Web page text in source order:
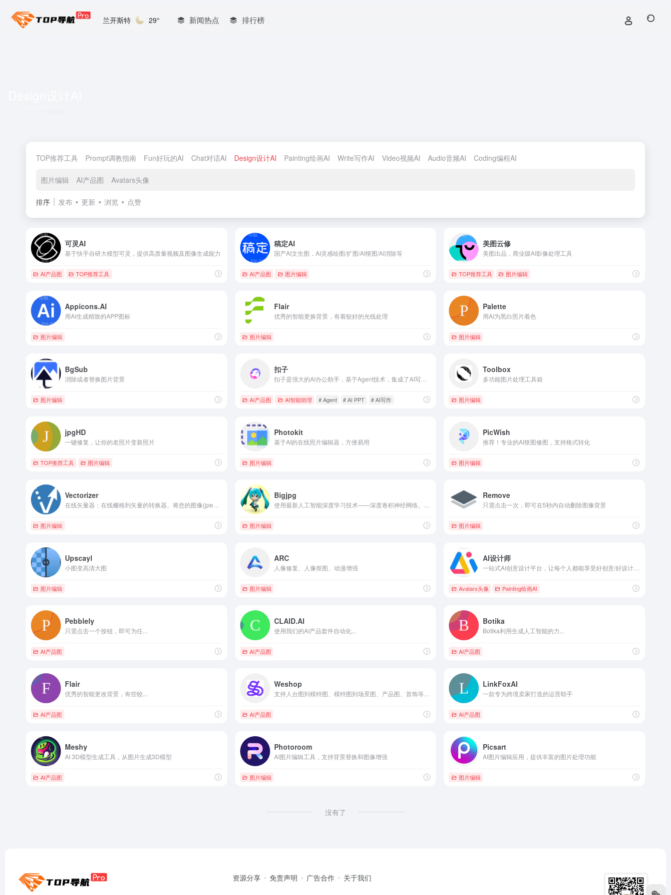
兰开斯特 29° 新闻热点 排行榜
TOP推荐工具 Prompt调教指南 Fun好玩的AI Chat对话AI Design设计AI Painting绘画AI Write写作AI Video视频AI Audio音频AI Coding编程AI
图片编辑 AI产品图 Avatars头像
排序 发布 更新 浏览 点赞
可灵AI
基于快手自研大模型可灵，提供高质量视频及图像生成能力
AI产品图 TOP推荐工具
稿定AI
国产AI文生图，AI灵感绘图/扩图/AI抠图/AI消除等
AI产品图 图片编辑
美图云修
美图出品，商业级AI影像处理工具
TOP推荐工具 图片编辑
Appicons.AI
用AI生成精致的APP图标
图片编辑
Flair
优秀的智能更换背景，有着较好的光线处理
图片编辑
Palette
用AI为黑白照片着色
图片编辑
BgSub
消除或者替换图片背景
图片编辑
扣子
扣子是强大的AI办公助手，基于Agent技术，集成了AI写作、AI PPT生成、AI表格处理、AI设计、AI播客、AI生图与AI视频等全功能。扣子助力财经分析、市场营销等多场景办公任务自动化，全面提升工作效率。
AI产品图 AI智能助理 # Agent # AI PPT # AI写作
Toolbox
多功能图片处理工具箱
图片编辑
jpgHD
一键修复，让你的老照片变新照片
TOP推荐工具 图片编辑
Photokit
基于AI的在线照片编辑器，方便易用
图片编辑
PicWish
推荐！专业的AI抠图修图，支持格式转化
图片编辑
Vectorizer
图片编辑
Bigjpg
图片编辑
Remove
只需点击一次，即可在5秒内自动删除图像背景
图片编辑
Upscayl
小图变高清大图
图片编辑
ARC
人像修复、人像抠图、动漫增强
图片编辑
AI设计师
Avatars头像 Painting绘画AI
Pebblely
只需点击一个按钮，即可为任...
AI产品图
CLAID.AI
使用我们的AI产品套件自动化...
AI产品图
Botika
Botika利用生成人工智能的力...
AI产品图
Flair
优秀的智能更改背景，有些较...
AI产品图
Weshop
支持人台图到模特图、模特图到场景图、产品图、首饰等相关配饰图
AI产品图
LinkFoxAI
一款专为跨境卖家打造的运营助手
AI产品图
Meshy
AI 3D模型生成工具，从图片生成3D模型
AI产品图
Photoroom
AI图片编辑工具，支持背景替换和图像增强
图片编辑
Picsart
AI图片编辑应用，提供丰富的图片处理功能
图片编辑
没有了
资源分享 免责声明 广告合作 关于我们